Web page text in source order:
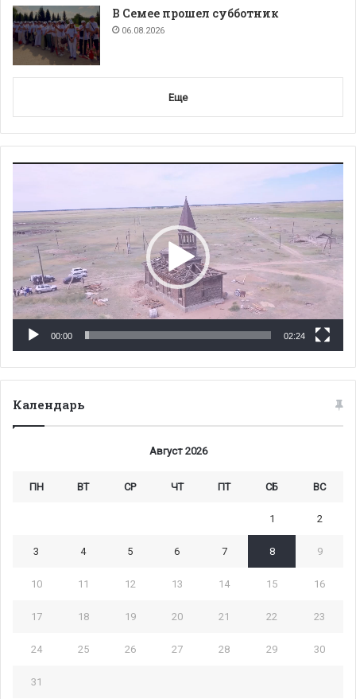
В Семее прошел субботник
06.08.2026
Еще
00:00 02:24
Календарь
Август 2026
ПН ВТ СР ЧТ ПТ СБ ВС
1 2
3 4 5 6 7 8 9
10 11 12 13 14 15 16
17 18 19 20 21 22 23
24 25 26 27 28 29 30
31